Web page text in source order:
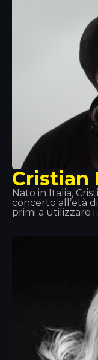
con Jasmine
grandi successi
Cristian
Nato in Italia,
concerto all’età
primi a utilizzare i
è stata proprio